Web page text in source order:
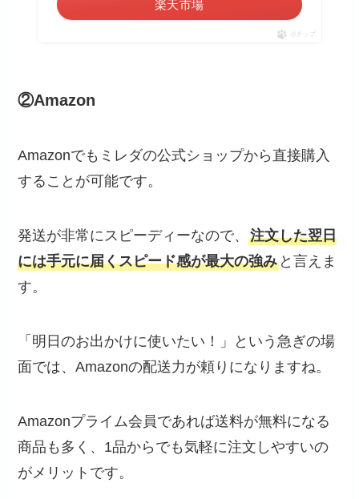
楽天市場
ポチップ
②Amazon
Amazonでもミレダの公式ショップから直接購入
することが可能です。
発送が非常にスピーディーなので、注文した翌日
には手元に届くスピード感が最大の強み と言えま
す。
「明日のお出かけに使いたい！」という急ぎの場
面では、Amazonの配送力が頼りになりますね。
Amazonプライム会員であれば送料が無料になる
商品も多く、1品からでも気軽に注文しやすいの
がメリットです。